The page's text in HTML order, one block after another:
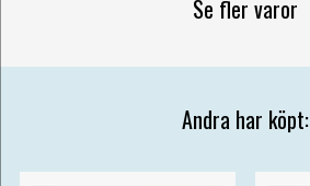
Se fler varor
Andra har köpt: